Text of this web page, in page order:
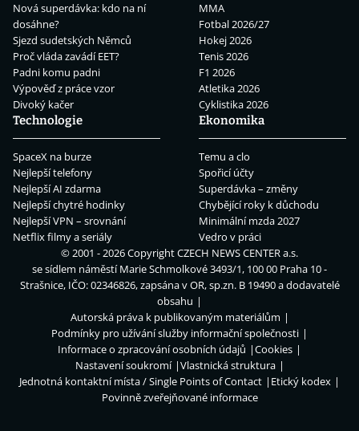
Nová superdávka: kdo na ní
dosáhne?
Sjezd sudetských Němců
Proč vláda zavádí EET?
Padni komu padni
Výpověď z práce vzor
Divoký kačer
MMA
Fotbal 2026/27
Hokej 2026
Tenis 2026
F1 2026
Atletika 2026
Cyklistika 2026
Technologie
SpaceX na burze
Nejlepší telefony
Nejlepší AI zdarma
Nejlepší chytré hodinky
Nejlepší VPN – srovnání
Netflix filmy a seriály
Ekonomika
Temu a clo
Spořicí účty
Superdávka – změny
Chybějící roky k důchodu
Minimální mzda 2027
Vedro v práci
© 2001 - 2026 CopyrightCZECH NEWS CENTER a.s.
se sídlem náměstí Marie Schmolkové 3493/1, 100 00 Praha 10 -
Strašnice, IČO: 02346826, zapsána v OR, sp.zn. B 19490 a dodavatelé
obsahu
Autorská práva k publikovaným materiálům
Podmínky pro užívání služby informační společnosti
Informace o zpracování osobních údajů
Cookies
Nastavení soukromí
Vlastnická struktura
Jednotná kontaktní místa / Single Points of Contact
Etický kodex
Povinně zveřejňované informace